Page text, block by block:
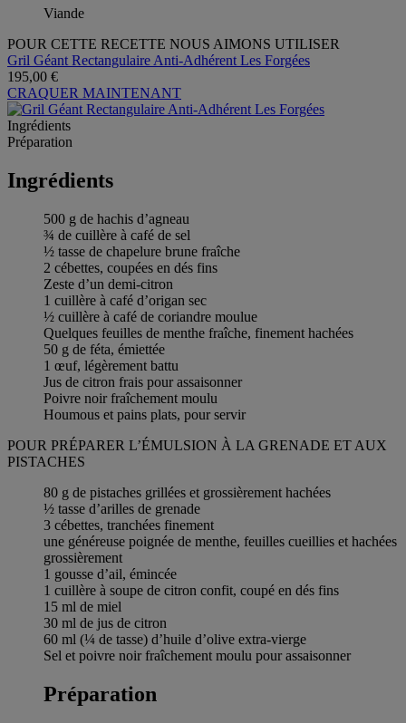
Viande
POUR CETTE RECETTE NOUS AIMONS UTILISER
Gril Géant Rectangulaire Anti-Adhérent Les Forgées
195,00 €
CRAQUER MAINTENANT
Ingrédients
Préparation
Ingrédients
500 g de hachis d’agneau
¾ de cuillère à café de sel
½ tasse de chapelure brune fraîche
2 cébettes, coupées en dés fins
Zeste d’un demi-citron
1 cuillère à café d’origan sec
½ cuillère à café de coriandre moulue
Quelques feuilles de menthe fraîche, finement hachées
50 g de féta, émiettée
1 œuf, légèrement battu
Jus de citron frais pour assaisonner
Poivre noir fraîchement moulu
Houmous et pains plats, pour servir
POUR PRÉPARER L’ÉMULSION À LA GRENADE ET AUX
PISTACHES
80 g de pistaches grillées et grossièrement hachées
½ tasse d’arilles de grenade
3 cébettes, tranchées finement
une généreuse poignée de menthe, feuilles cueillies et hachées
grossièrement
1 gousse d’ail, émincée
1 cuillère à soupe de citron confit, coupé en dés fins
15 ml de miel
30 ml de jus de citron
60 ml (¼ de tasse) d’huile d’olive extra-vierge
Sel et poivre noir fraîchement moulu pour assaisonner
Préparation